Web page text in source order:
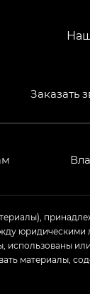
— GB AWD,
стиле — GL
Заказать
использованы
материалы,